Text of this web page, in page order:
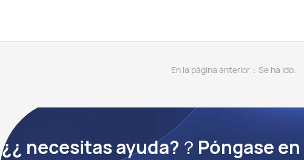
En la página anterior：Se ha ido.
¿¿ necesitas ayuda?？Póngase